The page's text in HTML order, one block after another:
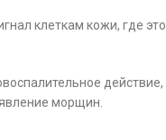
клеткам кожи, где это
действие,
морщин.